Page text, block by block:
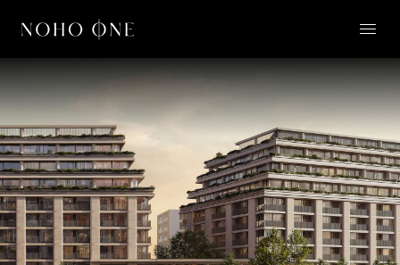
O NOHO ONE
LIFESTYLE
APARTAMENTY
O NAS